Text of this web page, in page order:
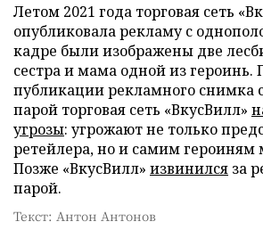
Летом 2021 года торговая сеть
опубликовала рекламу с
кадре были изображены две
сестра и мама одной из героинь.
публикации рекламного снимка
парой торговая сеть «ВкусВилл»
угрозы: угрожают не только
ретейлера, но и самим героиням
Позже «ВкусВилл» извинился за
парой.
Текст: Антон Антонов